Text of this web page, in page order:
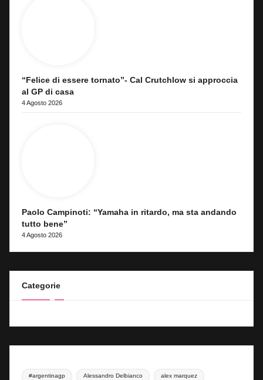
“Felice di essere tornato”- Cal Crutchlow si approccia
al GP di casa
4 Agosto 2026
Paolo Campinoti: “Yamaha in ritardo, ma sta andando
tutto bene”
4 Agosto 2026
Categorie
#argentinagp Alessandro Delbianco alex marquez